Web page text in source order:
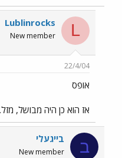
L
Lublinrocks
New member
22/4/04
אופס
אז הוא כן היה מבושל, מזל.
ב בייגעלי
New member